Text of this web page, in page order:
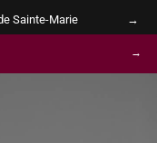
Sainte-Marie